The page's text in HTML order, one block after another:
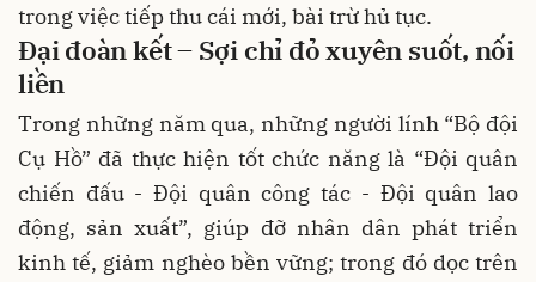
trong việc tiếp thu cái mới, bài trừ hủ tục.
Đại đoàn kết – Sợi chỉ đỏ xuyên suốt, nối
liền
Trong những năm qua, những người lính “Bộ đội
Cụ Hồ” đã thực hiện tốt chức năng là “Đội quân
chiến đấu - Đội quân công tác - Đội quân lao
động, sản xuất”, giúp đỡ nhân dân phát triển
kinh tế, giảm nghèo bền vững; trong đó dọc trên